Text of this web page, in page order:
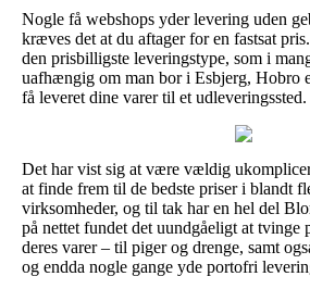
Nogle få webshops yder levering uden
kræves det at du aftager for en fastsat
den prisbilligste leveringstype, som i
uafhængig om man bor i Esbjerg, Hobro
få leveret dine varer til et udleveringssted.
Det har vist sig at være vældig
at finde frem til de bedste priser i blandt
virksomheder, og til tak har en hel del
på nettet fundet det uundgåeligt at tvinge
deres varer – til piger og drenge, samt
og endda nogle gange yde portofri